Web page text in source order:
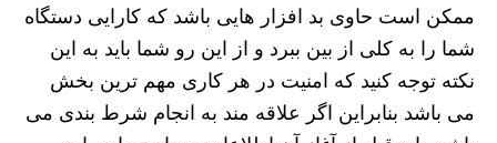
ممکن است حاوی بد افزار هایی باشد که کارایی دستگاه
شما را به کلی از بین ببرد و از این رو شما باید به این
نکته توجه کنید که امنیت در هر کاری مهم ترین بخش
می باشد بنابراین اگر علاقه مند به انجام شرط بندی می